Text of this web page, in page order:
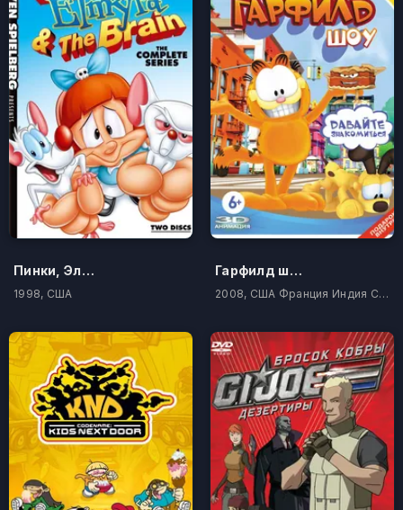
Пинки, Элмайра и Брейн
1998, США
Гарфилд шоу
2008, США Франция Индия Сингапур